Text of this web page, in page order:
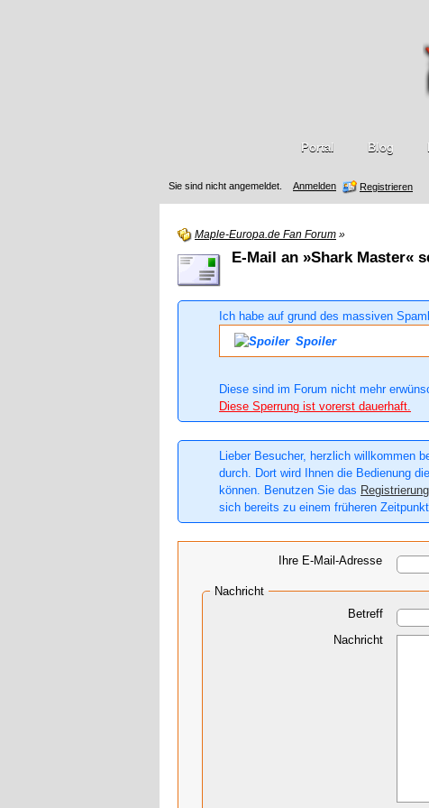
Sie sind nicht angemeldet. Anmelden Registrieren
Portal Blog
Maple-Europa.de Fan Forum »
E-Mail an »Shark Master«
Ich habe auf grund des massiven
Spoiler
Diese sind im Forum nicht mehr
Diese Sperrung ist vorerst dauerhaft.
Lieber Besucher, herzlich willkommen
durch. Dort wird Ihnen die Bedienung
können. Benutzen Sie das
sich bereits zu einem früheren
Ihre E-Mail-Adresse
Nachricht
Betreff
Nachricht